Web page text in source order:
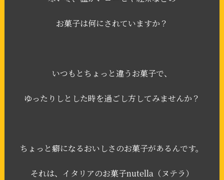
お菓子は何にされていますか？
いつもとちょっと違うお菓子で、
ゆったりしとした時を過ごし方してみませんか？
ちょっと癖になるおいしさのお菓子があるんです。
それは、イタリアのお菓子nutella（ヌテラ）